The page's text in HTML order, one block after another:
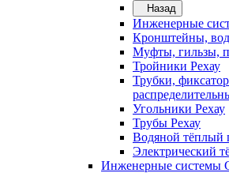
Назад
Инженерные
Кронштейны,
Муфты, гильзы,
Тройники Рехау
Трубки,
Угольники Рехау
Трубы Рехау
Водяной тёплый
Электрический
Инженерные системы